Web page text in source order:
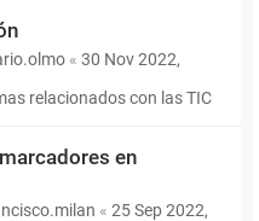
« 30 Nov 2022,
relacionados con las TIC
en
« 25 Sep 2022,